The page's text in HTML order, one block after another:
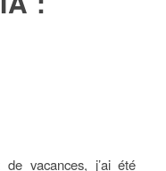
vacances, j’ai été